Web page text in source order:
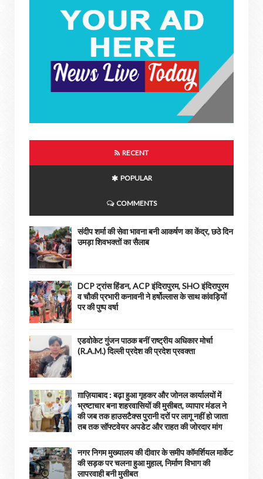
RECENT
POPULAR
COMMENTS
संदीप शर्मा की सेवा भावना बनी आकर्षण का केंद्र, छठे दिन
उमड़ा शिवभक्तों का सैलाब
DCP ट्रांस हिंडन, ACP इंदिरापुरम, SHO इंदिरापुरम
व चौकी प्रभारी कनावनी ने हर्षोल्लास के साथ कांवड़ियों
पर की पुष्प वर्षा
एडवोकेट गुंजन पाठक बनीं राष्ट्रीय अधिकार मोर्चा
(R.A.M.) दिल्ली प्रदेश की प्रदेश प्रवक्ता
ग़ाज़ियाबाद : बढ़ा हुआ गृहकर और जोनल कार्यालयों में
भ्रष्टाचार बना शहरवासियों की मुसीबत, व्यापार मंडल ने
की जब तक हाउसटैक्स पुरानी दरों पर लागू नहीं हो जाता
तब तक सॉफ्टवेयर अपडेट और राहत की जोरदार मांग
नगर निगम मुख्यालय की दीवार के समीप कॉमर्शियल मार्केट
की सड़क पर चलना हुआ मुहाल, निर्माण विभाग की
लापरवाही बनी मुसीबत